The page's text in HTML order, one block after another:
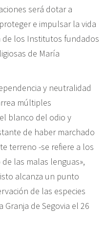
será dotar a
e impulsar la vida
de los Institutos fundados
de María
y neutralidad
múltiples
blanco del odio y
de haber marchado
terreno -se refiere a los
las malas lenguas»,
alcanza un punto
de las especies
de Segovia el 26